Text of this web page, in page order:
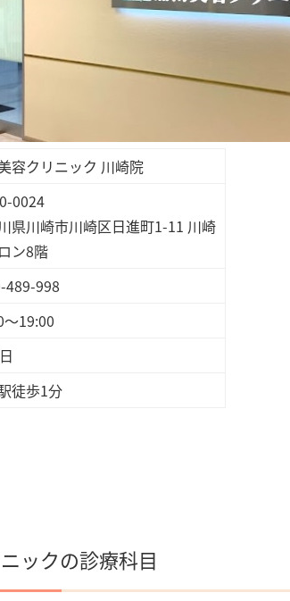
容クリニック 川崎院
0024
県川崎市川崎区日進町1-11 川崎
ン8階
489-998
〜19:00
徒歩1分
ックの診療科目